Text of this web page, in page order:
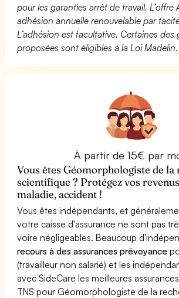
pour les garanties arrêt de travail. L’offre
adhésion annuelle renouvelable par
L’adhésion est facultative. Certaines des
proposées sont éligibles à la Loi Madelin.
À partir de 15€ par
Vous êtes Géomorphologiste de la
scientifique ? Protégez vos
maladie, accident !
Vous êtes indépendants, et
votre caisse d'assurance ne sont pas
voire négligeables. Beaucoup
recours à des assurances prévoyance
(travailleur non salarié) et les
avec SideCare les meilleures
TNS pour Géomorphologiste de la